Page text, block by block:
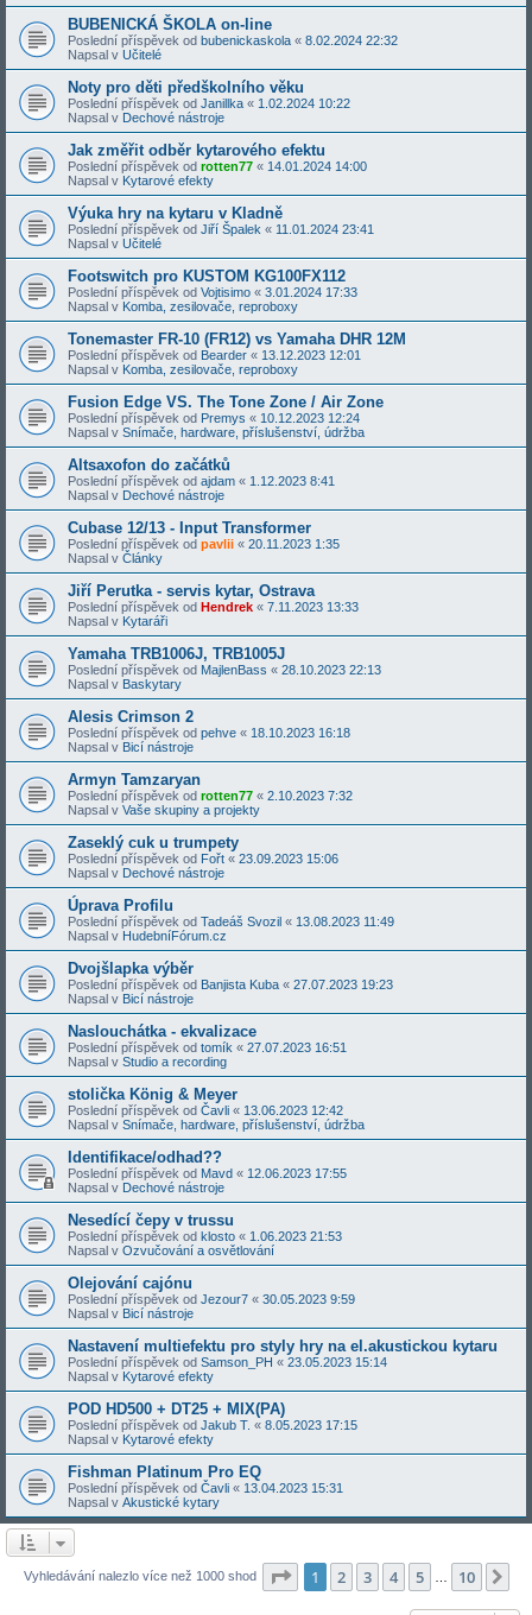
BUBENICKÁ ŠKOLA on-line
Poslední příspěvek od bubenickaskola « 8.02.2024 22:32
Napsal v Učitelé
Noty pro děti předškolního věku
Poslední příspěvek od Janillka « 1.02.2024 10:22
Napsal v Dechové nástroje
Jak změřit odběr kytarového efektu
Poslední příspěvek od rotten77 « 14.01.2024 14:00
Napsal v Kytarové efekty
Výuka hry na kytaru v Kladně
Poslední příspěvek od Jiří Špalek « 11.01.2024 23:41
Napsal v Učitelé
Footswitch pro KUSTOM KG100FX112
Poslední příspěvek od Vojtisimo « 3.01.2024 17:33
Napsal v Komba, zesilovače, reproboxy
Tonemaster FR-10 (FR12) vs Yamaha DHR 12M
Poslední příspěvek od Bearder « 13.12.2023 12:01
Napsal v Komba, zesilovače, reproboxy
Fusion Edge VS. The Tone Zone / Air Zone
Poslední příspěvek od Premys « 10.12.2023 12:24
Napsal v Snímače, hardware, příslušenství, údržba
Altsaxofon do začátků
Poslední příspěvek od ajdam « 1.12.2023 8:41
Napsal v Dechové nástroje
Cubase 12/13 - Input Transformer
Poslední příspěvek od pavlii « 20.11.2023 1:35
Napsal v Články
Jiří Perutka - servis kytar, Ostrava
Poslední příspěvek od Hendrek « 7.11.2023 13:33
Napsal v Kytaráři
Yamaha TRB1006J, TRB1005J
Poslední příspěvek od MajlenBass « 28.10.2023 22:13
Napsal v Baskytary
Alesis Crimson 2
Poslední příspěvek od pehve « 18.10.2023 16:18
Napsal v Bicí nástroje
Armyn Tamzaryan
Poslední příspěvek od rotten77 « 2.10.2023 7:32
Napsal v Vaše skupiny a projekty
Zaseklý cuk u trumpety
Poslední příspěvek od Fořt « 23.09.2023 15:06
Napsal v Dechové nástroje
Úprava Profilu
Poslední příspěvek od Tadeáš Svozil « 13.08.2023 11:49
Napsal v HudebníFórum.cz
Dvojšlapka výběr
Poslední příspěvek od Banjista Kuba « 27.07.2023 19:23
Napsal v Bicí nástroje
Naslouchátka - ekvalizace
Poslední příspěvek od tomík « 27.07.2023 16:51
Napsal v Studio a recording
stolička König & Meyer
Poslední příspěvek od Čavli « 13.06.2023 12:42
Napsal v Snímače, hardware, příslušenství, údržba
Identifikace/odhad??
Poslední příspěvek od Mavd « 12.06.2023 17:55
Napsal v Dechové nástroje
Nesedící čepy v trussu
Poslední příspěvek od klosto « 1.06.2023 21:53
Napsal v Ozvučování a osvětlování
Olejování cajónu
Poslední příspěvek od Jezour7 « 30.05.2023 9:59
Napsal v Bicí nástroje
Nastavení multiefektu pro styly hry na el.akustickou kytaru
Poslední příspěvek od Samson_PH « 23.05.2023 15:14
Napsal v Kytarové efekty
POD HD500 + DT25 + MIX(PA)
Poslední příspěvek od Jakub T. « 8.05.2023 17:15
Napsal v Kytarové efekty
Fishman Platinum Pro EQ
Poslední příspěvek od Čavli « 13.04.2023 15:31
Napsal v Akustické kytary
Vyhledávání nalezlo více než 1000 shod Stránka z 10
1 2 3 4 5 10